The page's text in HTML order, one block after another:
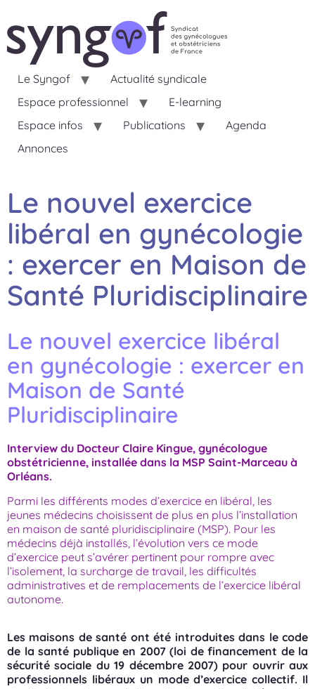
Le Syngof
Actualité syndicale
Espace professionnel
E-learning
Espace infos
Publications
Agenda
Annonces
Le nouvel exercice
libéral en gynécologie
: exercer en Maison de
Santé Pluridisciplinaire
Le nouvel exercice libéral
en gynécologie : exercer en
Maison de Santé
Pluridisciplinaire
Interview du Docteur Claire Kingue, gynécologue
obstétricienne, installée dans la MSP Saint-Marceau à
Orléans.
Parmi les différents modes d’exercice en libéral, les
jeunes médecins choisissent de plus en plus l’installation
en maison de santé pluridisciplinaire (MSP). Pour les
médecins déjà installés, l’évolution vers ce mode
d’exercice peut s’avérer pertinent pour rompre avec
l’isolement, la surcharge de travail, les difficultés
administratives et de remplacements de l’exercice libéral
autonome.
Les maisons de santé ont été introduites dans le code
de la santé publique en 2007 (loi de financement de la
sécurité sociale du 19 décembre 2007) pour ouvrir aux
professionnels libéraux un mode d’exercice collectif. Il